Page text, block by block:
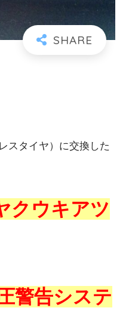
スタイヤ）に交換した
クウキアツ
警告システ